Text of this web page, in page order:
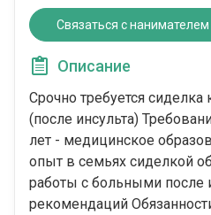
Связаться с нанимателем
Описание
Срочно требуется
(после инсульта)
лет - медицинское
опыт в семьях сиделкой
работы с больными после
рекомендаций